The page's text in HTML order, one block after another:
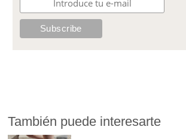
También puede interesarte